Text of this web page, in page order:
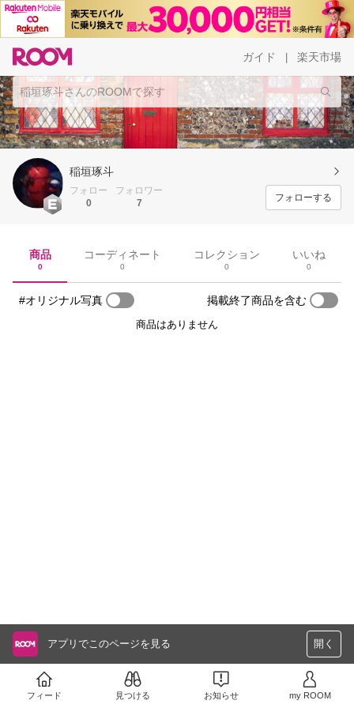
ガイド 楽天市場
稲垣琢斗
フォロー
0
フォロワー
7
フォローする
商品
0
コーディネート
0
コレクション
0
いいね
0
#オリジナル写真 掲載終了商品を含む
商品はありません
アプリでこのページを見る 開く
フィード 見つける お知らせ my ROOM